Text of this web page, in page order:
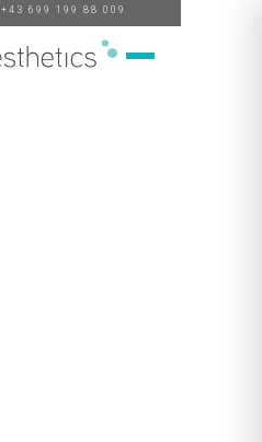
+43 699 199 88 009